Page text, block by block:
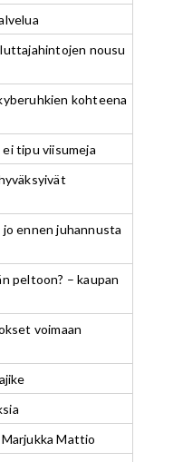
nousu
kohteena
tipu viisumeja
jo ennen juhannusta
peltoon? – kaupan
voimaan
Mattio